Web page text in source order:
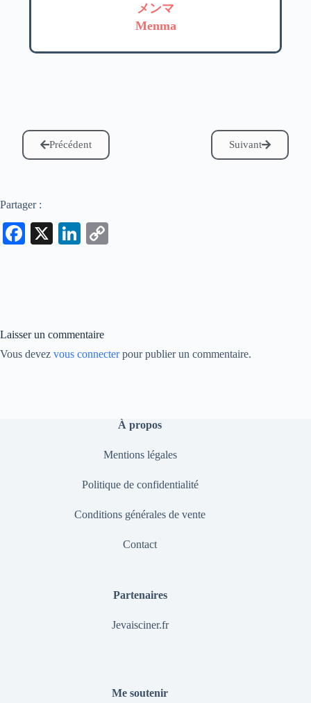
メンマ
Menma
Précédent Suivant
Partager :
Fa
X
Li
Laisser un commentaire
Vous devez vous connecterpour publier un commentaire.
À propos
Mentions légales
Politique de confidentialité
Conditions générales de vente
Contact
Partenaires
Jevaisciner.fr
Me soutenir